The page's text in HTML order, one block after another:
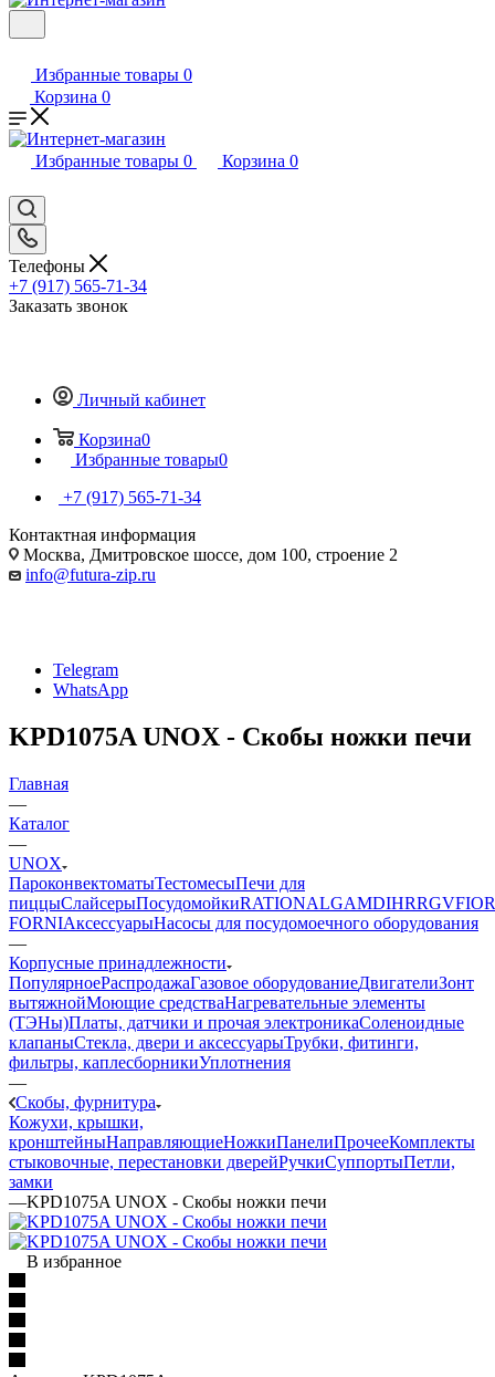
Избранные товары 0
Корзина 0
Избранные товары 0 Корзина 0
Телефоны
+7 (917) 565-71-34
Заказать звонок
Личный кабинет
Корзина0
Избранные товары0
+7 (917) 565-71-34
Контактная информация
Москва, Дмитровское шоссе, дом 100, строение 2
info@futura-zip.ru
Telegram
WhatsApp
KPD1075A UNOX - Скобы ножки печи
Главная
—
Каталог
—
UNOX
ПароконвектоматыТестомесыПечи для
пиццыСлайсерыПосудомойкиRATIONALGAMDIHRRGV
FORNIАксессуарыНасосы для посудомоечного оборудования
—
Корпусные принадлежности
ПопулярноеРаспродажаГазовое оборудованиеДвигателиЗонт
вытяжнойМоющие средстваНагревательные элементы
(ТЭНы)Платы, датчики и прочая электроникаСоленоидные
клапаныСтекла, двери и аксессуарыТрубки, фитинги,
фильтры, каплесборникиУплотнения
—
Cкобы, фурнитура
Кожухи, крышки,
кронштейныНаправляющиеНожкиПанелиПрочееКомплекты
стыковочные, перестановки дверейРучкиСуппортыПетли,
замки
—KPD1075A UNOX - Скобы ножки печи
В избранное